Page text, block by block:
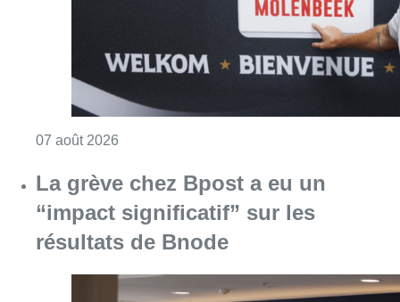
07 août 2026
La grève chez Bpost a eu un
“impact significatif” sur les
résultats de Bnode